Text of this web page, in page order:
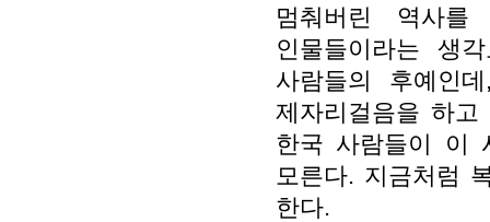
멈춰버린 역사
인물들이라는 생
사람들의 후예인
제자리걸음을 하
한국 사람들이 이
모른다. 지금처럼
한다.